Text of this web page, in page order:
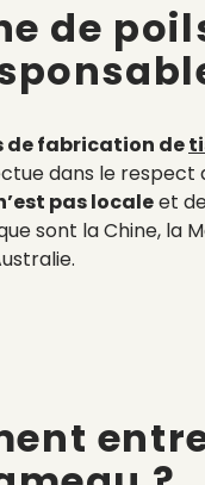
de
de fabrication de
dans le respect
pas localeet
sont la Chine, la